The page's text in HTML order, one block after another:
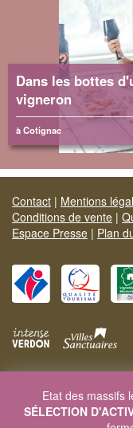
Dans les bottes
vigneron
à Cotignac
Contact | Mentions
Conditions de vente |
Espace Presse | Plan
Carrefour de l'Europe
Site web :
Etat des massifs
SÉLECTION